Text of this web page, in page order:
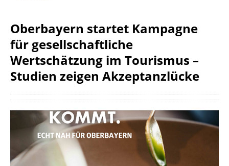
Oberbayern startet Kampagne
für gesellschaftliche
Wertschätzung im Tourismus –
Studien zeigen Akzeptanzlücke